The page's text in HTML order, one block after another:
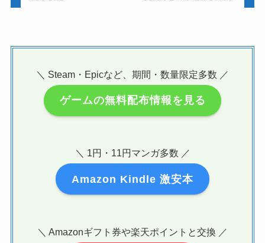
＼ Steam・Epicなど、期間・数量限定多数 ／
ゲームの無料配布情報を見る
＼ 1円・11円マンガ多数 ／
Amazon Kindle 激安本
＼ Amazonギフト券や楽天ポイントと交換 ／